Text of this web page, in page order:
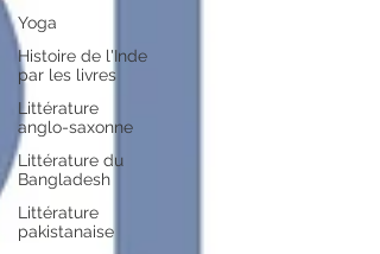
Yoga
Histoire de l'Inde
par les livres
Littérature
anglo-saxonne
Littérature du
Bangladesh
Littérature
pakistanaise